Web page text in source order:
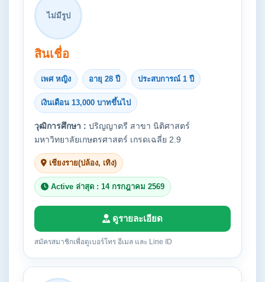
ไม่มีรูป
สินเชื่อ
เพศ หญิง อายุ 28 ปี ประสบการณ์ 1 ปี
เงินเดือน 13,000 บาทขึ้นไป
วุฒิการศึกษา : ปริญญาตรี สาขา นิติศาสตร์
มหาวิทยาลัยเกษตรศาสตร์ เกรดเฉลี่ย 2.9
เชียงราย(ปล้อง, เทิง)
Active ล่าสุด : 14 กรกฎาคม 2569
ดูรายละเอียด
สมัครสมาชิกเพื่อดูเบอร์โทร อีเมล และ Line ID